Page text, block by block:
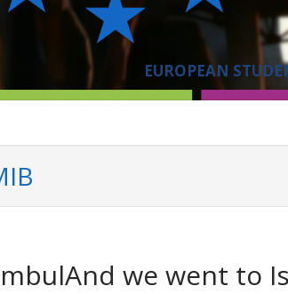
EUROPEAN
we went to